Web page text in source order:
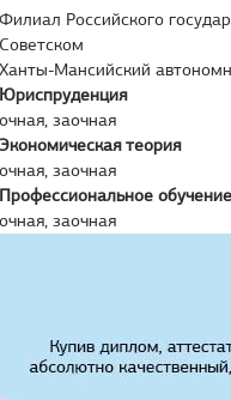
Филиал Российского
Советском
Ханты-Мансийский
Юриспруденция
очная, заочная
Экономическая теория
очная, заочная
Профессиональное обучение
очная, заочная